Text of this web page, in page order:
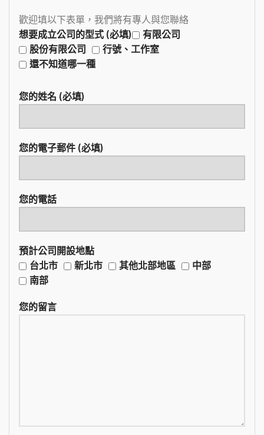
歡迎填以下表單，我們將有專人與您聯絡
想要成立公司的型式 (必填)
有限公司
股份有限公司
行號、工作室
還不知道哪一種
您的姓名 (必填)
您的電子郵件 (必填)
您的電話
預計公司開設地點
台北市
新北市 其他北部地區
中部
南部
您的留言